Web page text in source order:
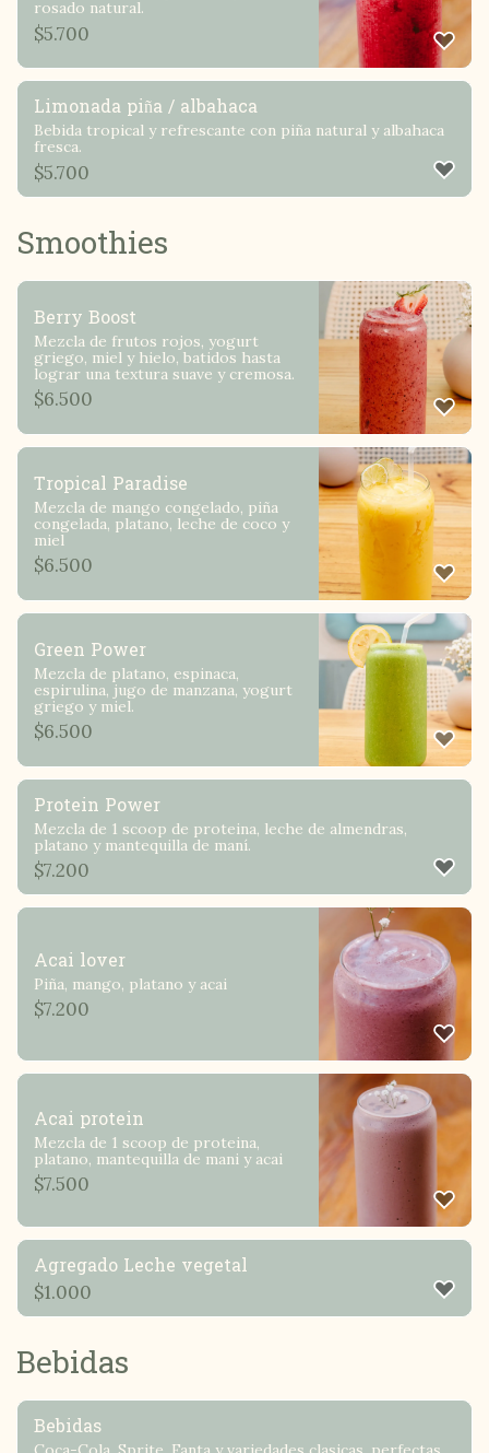
rosado natural.
$5.700
Limonada piña / albahaca
Bebida tropical y refrescante con piña natural y albahaca
fresca.
$5.700
Smoothies
Berry Boost
Mezcla de frutos rojos, yogurt
griego, miel y hielo, batidos hasta
lograr una textura suave y cremosa.
$6.500
Tropical Paradise
Mezcla de mango congelado, piña
congelada, platano, leche de coco y
miel
$6.500
Green Power
Mezcla de platano, espinaca,
espirulina, jugo de manzana, yogurt
griego y miel.
$6.500
Protein Power
Mezcla de 1 scoop de proteina, leche de almendras,
platano y mantequilla de maní.
$7.200
Acai lover
Piña, mango, platano y acai
$7.200
Acai protein
Mezcla de 1 scoop de proteina,
platano, mantequilla de mani y acai
$7.500
Agregado Leche vegetal
$1.000
Bebidas
Bebidas